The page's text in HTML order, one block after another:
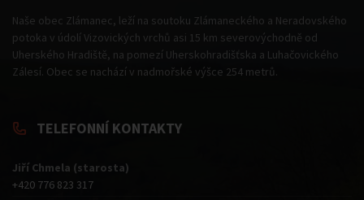
Naše obec Zlámanec, leží na soutoku Zlámaneckého a Neradovského
potoka v údolí Vizovických vrchů asi 15 km severovýchodně od
Uherského Hradiště, na pomezí Uherskohradišťska a Luhačovického
Zálesí. Obec se nachází v nadmořské výšce 254 metrů.
TELEFONNÍ KONTAKTY
Jiří Chmela (starosta)
+420 776 823 317